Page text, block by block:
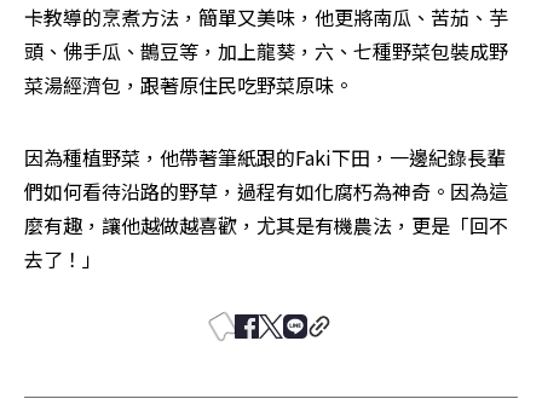
卡教導的烹煮方法，簡單又美味，他更將南瓜、苦茄、芋
頭、佛手瓜、鵲豆等，加上龍葵，六、七種野菜包裝成野
菜湯經濟包，跟著原住民吃野菜原味。
因為種植野菜，他帶著筆紙跟的Faki下田，一邊紀錄長輩
們如何看待沿路的野草，過程有如化腐朽為神奇。因為這
麼有趣，讓他越做越喜歡，尤其是有機農法，更是「回不
去了！」